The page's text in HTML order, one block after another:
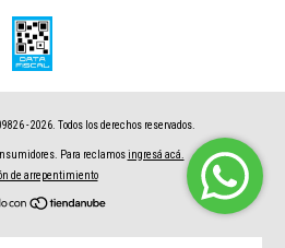
- 2026. Todos los derechos reservados.
Para reclamos ingresá acá.
de arrepentimiento